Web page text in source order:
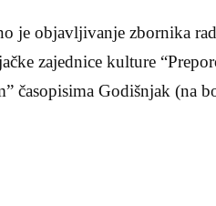
je objavljivanje zbornika
zajednice kulture
časopisima Godišnjak (na